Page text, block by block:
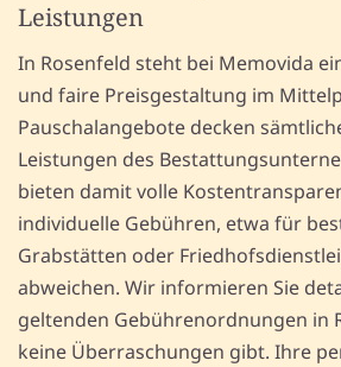
Leistungen
In Rosenfeld steht bei Memovida
und faire Preisgestaltung im
Pauschalangebote decken
Leistungen des
bieten damit volle
individuelle Gebühren, etwa für
Grabstätten oder
abweichen. Wir informieren Sie
geltenden Gebührenordnungen in
keine Überraschungen gibt. Ihre